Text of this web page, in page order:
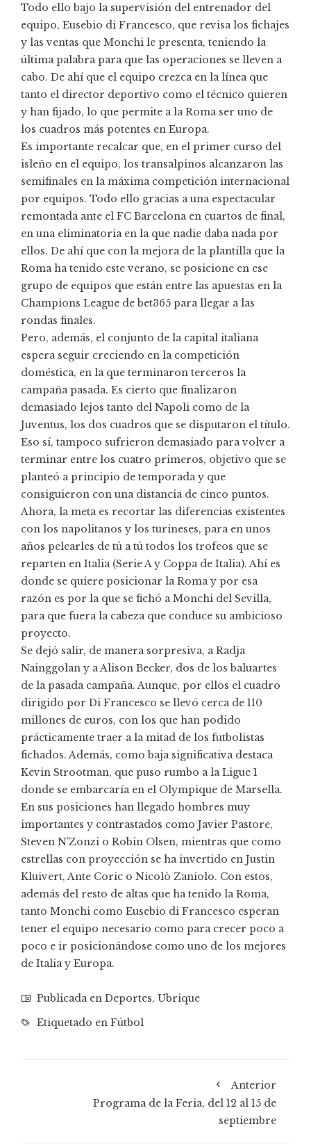
Todo ello bajo la supervisión del entrenador del
equipo, Eusebio di Francesco, que revisa los fichajes
y las ventas que Monchi le presenta, teniendo la
última palabra para que las operaciones se lleven a
cabo. De ahí que el equipo crezca en la línea que
tanto el director deportivo como el técnico quieren
y han fijado, lo que permite a la Roma ser uno de
los cuadros más potentes en Europa.
Es importante recalcar que, en el primer curso del
isleño en el equipo, los transalpinos alcanzaron las
semifinales en la máxima competición internacional
por equipos. Todo ello gracias a una espectacular
remontada ante el FC Barcelona en cuartos de final,
en una eliminatoria en la que nadie daba nada por
ellos. De ahí que con la mejora de la plantilla que la
Roma ha tenido este verano, se posicione en ese
grupo de equipos que están entre las apuestas en la
Champions League de bet365 para llegar a las
rondas finales.
Pero, además, el conjunto de la capital italiana
espera seguir creciendo en la competición
doméstica, en la que terminaron terceros la
campaña pasada. Es cierto que finalizaron
demasiado lejos tanto del Napoli como de la
Juventus, los dos cuadros que se disputaron el título.
Eso sí, tampoco sufrieron demasiado para volver a
terminar entre los cuatro primeros, objetivo que se
planteó a principio de temporada y que
consiguieron con una distancia de cinco puntos.
Ahora, la meta es recortar las diferencias existentes
con los napolitanos y los turineses, para en unos
años pelearles de tú a tú todos los trofeos que se
reparten en Italia (Serie A y Coppa de Italia). Ahí es
donde se quiere posicionar la Roma y por esa
razón es por la que se fichó a Monchi del Sevilla,
para que fuera la cabeza que conduce su ambicioso
proyecto.
Se dejó salir, de manera sorpresiva, a Radja
Nainggolan y a Alison Becker, dos de los baluartes
de la pasada campaña. Aunque, por ellos el cuadro
dirigido por Di Francesco se llevó cerca de 110
millones de euros, con los que han podido
prácticamente traer a la mitad de los futbolistas
fichados. Además, como baja significativa destaca
Kevin Strootman, que puso rumbo a la Ligue 1
donde se embarcaría en el Olympique de Marsella.
En sus posiciones han llegado hombres muy
importantes y contrastados como Javier Pastore,
Steven N’Zonzi o Robin Olsen, mientras que como
estrellas con proyección se ha invertido en Justin
Kluivert, Ante Coric o Nicolò Zaniolo. Con estos,
además del resto de altas que ha tenido la Roma,
tanto Monchi como Eusebio di Francesco esperan
tener el equipo necesario como para crecer poco a
poco e ir posicionándose como uno de los mejores
de Italia y Europa.
Publicada en Deportes, Ubrique
Etiquetado en Fútbol
Anterior
Programa de la Feria, del 12 al 15 de
septiembre